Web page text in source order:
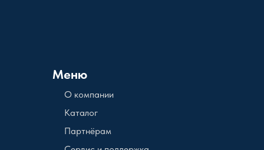
Меню
О компании
Каталог
Партнёрам